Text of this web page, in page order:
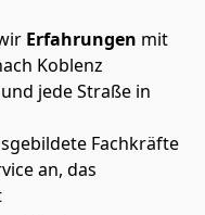
Erfahrungen mit
Koblenz
jede Straße in
Fachkräfte
an, das